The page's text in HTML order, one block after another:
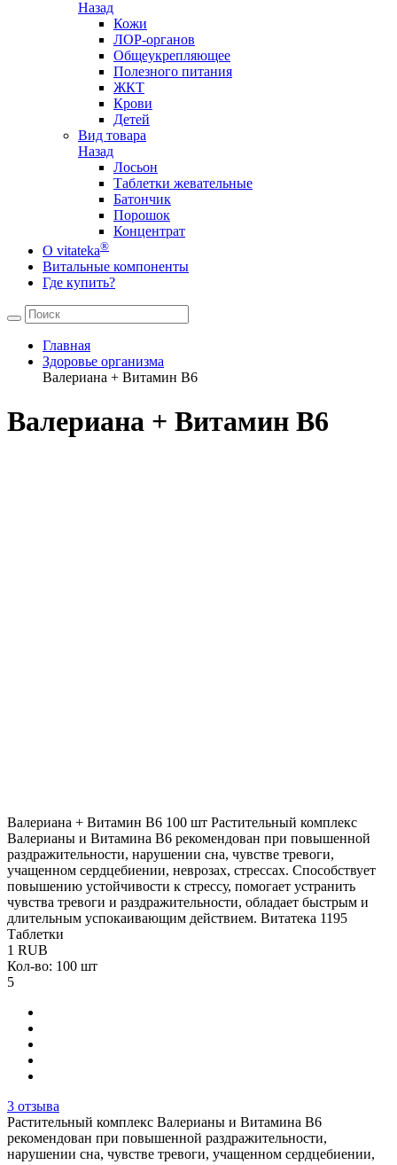
Назад
Кожи
ЛОР-органов
Общеукрепляющее
Полезного питания
ЖКТ
Крови
Детей
Вид товара
Назад
Лосьон
Таблетки жевательные
Батончик
Порошок
Концентрат
О vitateka®
Витальные компоненты
Где купить?
Главная
Здоровье организма
Валериана + Витамин В6
Валериана + Витамин В6
Валериана + Витамин В6 100 шт Растительный комплекс
Валерианы и Витамина В6 рекомендован при повышенной
раздражительности, нарушении сна, чувстве тревоги,
учащенном сердцебиении, неврозах, стрессах. Способствует
повышению устойчивости к стрессу, помогает устранить
чувства тревоги и раздражительности, обладает быстрым и
длительным успокаивающим действием. Витатека 1195
Таблетки
1 RUB
Кол-во: 100 шт
5
3 отзыва
Растительный комплекс Валерианы и Витамина В6
рекомендован при повышенной раздражительности,
нарушении сна, чувстве тревоги, учащенном сердцебиении,